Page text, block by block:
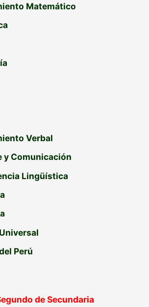
Matemático
Verbal
y Comunicación
Lingüística
Perú
de Secundaria